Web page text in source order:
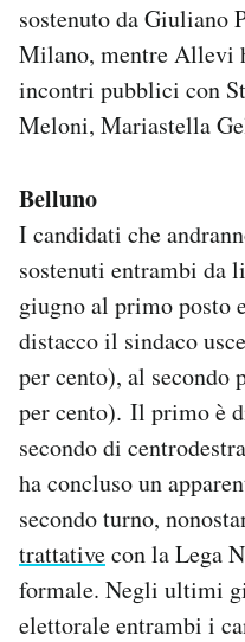
sostenuto da Giuliano
Milano, mentre Allevi
incontri pubblici con
Meloni, Mariastella
Belluno
I candidati che
sostenuti entrambi da
giugno al primo posto
distacco il sindaco
per cento), al secondo
per cento). Il primo è
secondo di
ha concluso un
secondo turno,
trattativecon la Lega
formale. Negli ultimi
elettorale entrambi i